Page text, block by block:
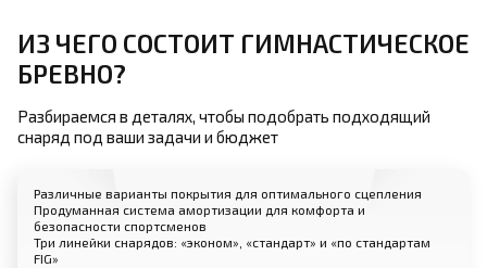
ИЗ ЧЕГО СОСТОИТ ГИМНАСТИЧЕСКОЕ
БРЕВНО?
Разбираемся в деталях, чтобы подобрать подходящий
снаряд под ваши задачи и бюджет
Различные варианты покрытия для оптимального сцепления
Продуманная система амортизации для комфорта и
безопасности спортсменов
Три линейки снарядов: «эконом», «стандарт» и «по стандартам
FIG»